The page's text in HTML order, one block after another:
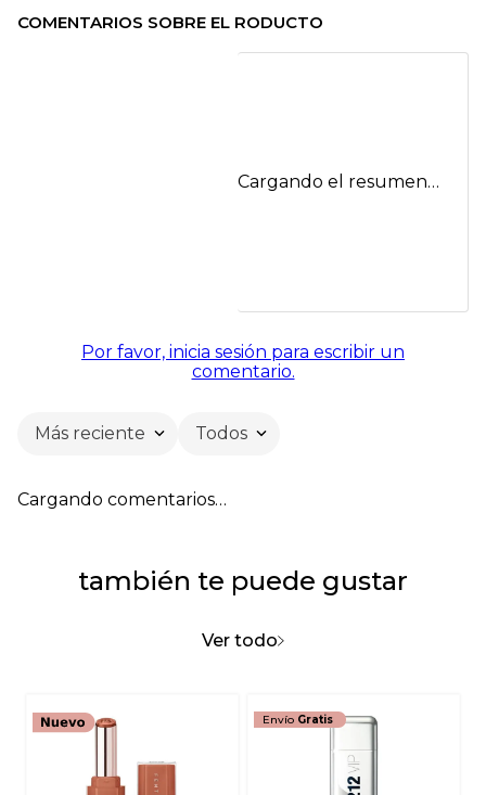
COMENTARIOS SOBRE EL RODUCTO
Cargando el resumen…
Por favor, inicia sesión para escribir un
comentario.
Más reciente Todos
Cargando comentarios…
también te puede gustar
Ver todo
Envío Gratis